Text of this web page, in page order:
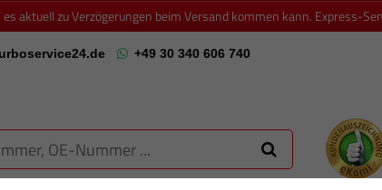
aktuell zu Verzögerungen beim Versand kommen kann. Express-
+49 30 340 606 740